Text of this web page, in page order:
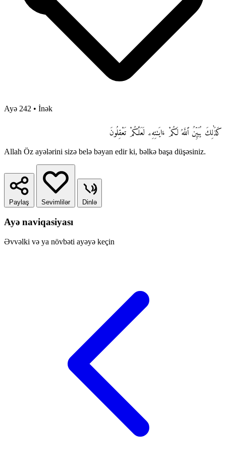
Ayə 242 • İnək
كَذَٰلِكَ يُبَيِّنُ ٱللَّهُ لَكُمْ ءَايَـٰتِهِۦ لَعَلَّكُمْ تَعْقِلُونَ
Allah Öz ayələrini sizə belə bəyan edir ki, bəlkə başa düşəsiniz.
Paylaş Sevimlilər Dinlə
Ayə naviqasiyası
Əvvəlki və ya növbəti ayəyə keçin